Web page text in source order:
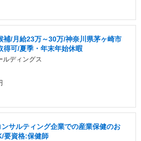
補/月給23万～30万/神奈川県茅ヶ崎市
得可/夏季・年末年始休暇
ルディングス
ンサルティング企業での産業保健のお
要資格:保健師